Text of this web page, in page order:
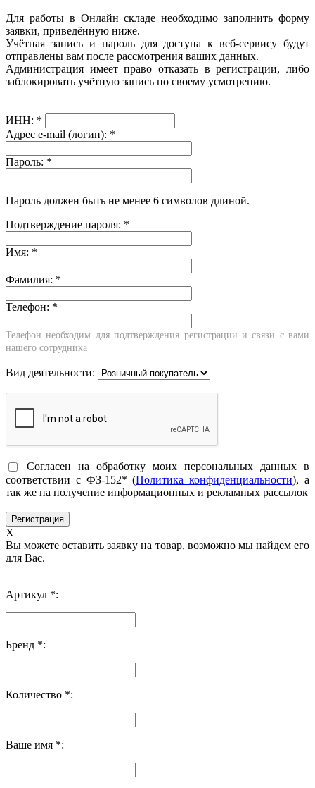
Для работы в Онлайн складе необходимо заполнить форму
заявки, приведённую ниже.
Учётная запись и пароль для доступа к веб-сервису будут
отправлены вам после рассмотрения ваших данных.
Администрация имеет право отказать в регистрации, либо
заблокировать учётную запись по своему усмотрению.
ИНН: *
Адрес e-mail (логин): *
Пароль: *
Пароль должен быть не менее 6 символов длиной.
Подтверждение пароля: *
Имя: *
Фамилия: *
Телефон: *
Телефон необходим для подтверждения регистрации и связи с вами
нашего сотрудника
Вид деятельности:
Согласен на обработку моих персональных данных в
соответствии с ФЗ-152* (Политика конфиденциальности), а
так же на получение информационных и рекламных рассылок
X
Вы можете оставить заявку на товар, возможно мы найдем его
для Вас.
Артикул *:
Бренд *:
Количество *:
Ваше имя *: